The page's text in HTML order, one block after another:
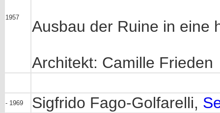
1957
Ausbau der Ruine in eine
Architekt: Camille Frieden
- 1969 Sigfrido Fago-Golfarelli,